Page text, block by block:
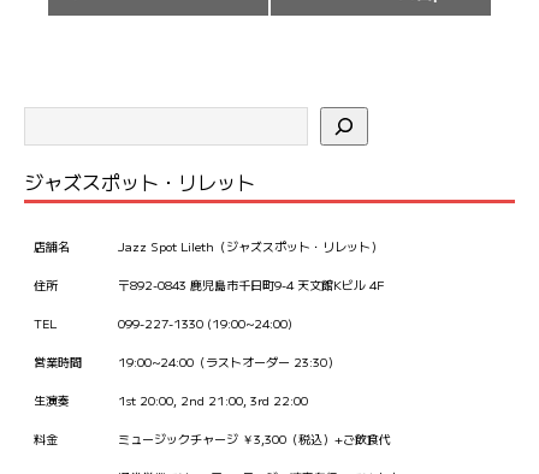
ン
ビ
ゲ
ー
シ
ョ
ジャズスポット・リレット
店舗名 Jazz Spot Lileth（ジャズスポット・リレット）
住所 〒892-0843 鹿児島市千日町9-4 天文館Kビル 4F
TEL 099-227-1330 (19:00~24:00)
営業時間 19:00~24:00（ラストオーダー 23:30）
生演奏 1st 20:00, 2nd 21:00, 3rd 22:00
料金 ミュージックチャージ ￥3,300（税込）+ご飲食代